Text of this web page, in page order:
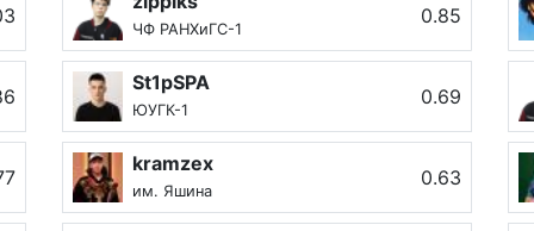
ЧФ РАНХиГС-1
0.85
St1pSPA
ЮУГК-1
0.69
kramzex
им. Яшина
0.63